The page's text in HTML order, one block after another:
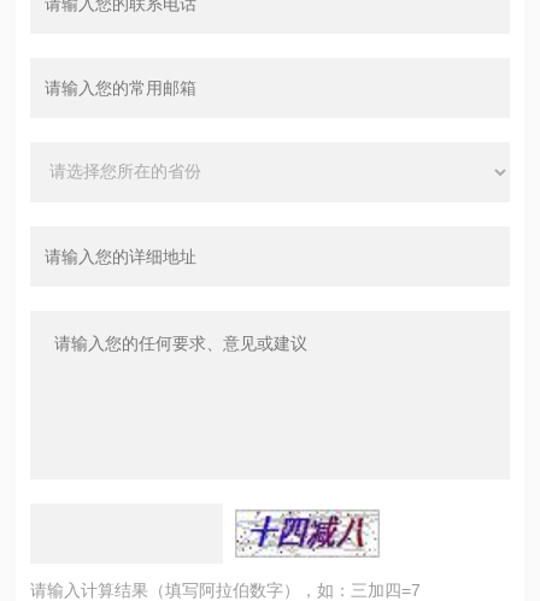
请输入计算结果（填写阿拉伯数字），如：三加四=7